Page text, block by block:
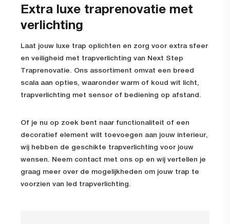
Extra luxe traprenovatie met
verlichting
Laat jouw luxe trap oplichten en zorg voor extra sfeer
en veiligheid met trapverlichting van Next Step
Traprenovatie. Ons assortiment omvat een breed
scala aan opties, waaronder warm of koud wit licht,
trapverlichting met sensor of bediening op afstand.
Of je nu op zoek bent naar functionaliteit of een
decoratief element wilt toevoegen aan jouw interieur,
wij hebben de geschikte trapverlichting voor jouw
wensen. Neem contact met ons op en wij vertellen je
graag meer over de mogelijkheden om jouw trap te
voorzien van led trapverlichting.